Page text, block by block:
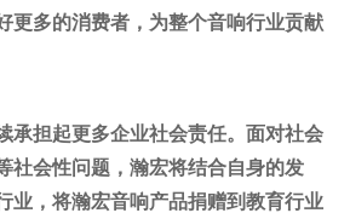
更多的消费者，为整个音响行业贡献
承担起更多企业社会责任。面对社会
社会性问题，瀚宏将结合自身的发
业，将瀚宏音响产品捐赠到教育行业